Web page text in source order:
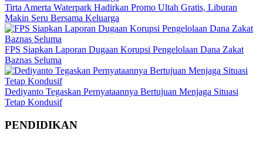
Tirta Amerta Waterpark Hadirkan Promo Ultah Gratis, Liburan
Makin Seru Bersama Keluarga
FPS Siapkan Laporan Dugaan Korupsi Pengelolaan Dana Zakat
Baznas Seluma
Dediyanto Tegaskan Pernyataannya Bertujuan Menjaga Situasi
Tetap Kondusif
PENDIDIKAN